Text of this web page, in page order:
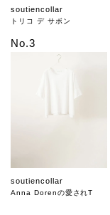
soutiencollar
トリコ デ サボン
No.3
soutiencollar
Anna Dorenの愛されT